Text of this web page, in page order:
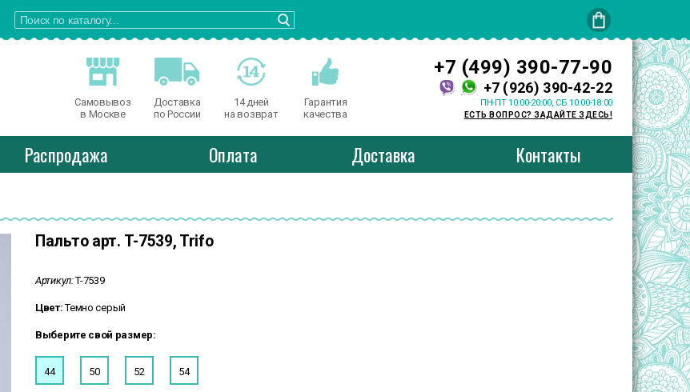
Самовывоз
в Москве
Доставка
по России
14 дней
на возврат
Гарантия
качества
+7 (499) 390-77-90
+7 (926) 390-42-22
ПН-ПТ 10:00-20:00, СБ 10:00-18:00
ЕСТЬ ВОПРОС? ЗАДАЙТЕ ЗДЕСЬ!
Распродажа Оплата Доставка Контакты
Пальто арт. T-7539, Trifo
Артикул:T-7539
Цвет: Темно серый
Выберите свой размер:
44 50 52 54